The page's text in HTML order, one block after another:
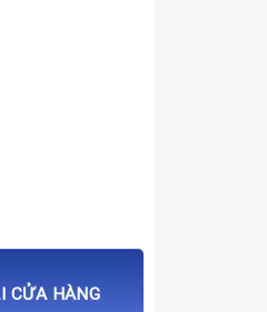
(3 màu) số lượng
CỬA HÀNG